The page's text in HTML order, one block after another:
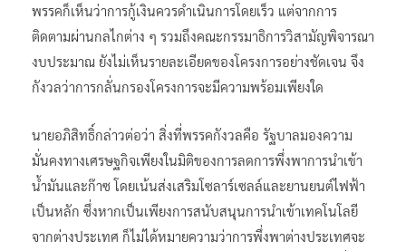
พรรคก็เห็นว่าการกู้เงินควรดำเนินการโดยเร็ว แต่จากการ
ติดตามผ่านกลไกต่าง ๆ รวมถึงคณะกรรมาธิการวิสามัญพิจารณา
งบประมาณ ยังไม่เห็นรายละเอียดของโครงการอย่างชัดเจน จึง
กังวลว่าการกลั่นกรองโครงการจะมีความพร้อมเพียงใด
นายอภิสิทธิ์กล่าวต่อว่า สิ่งที่พรรคกังวลคือ รัฐบาลมองความ
มั่นคงทางเศรษฐกิจเพียงในมิติของการลดการพึ่งพาการนำเข้า
น้ำมันและก๊าซ โดยเน้นส่งเสริมโซลาร์เซลล์และยานยนต์ไฟฟ้า
เป็นหลัก ซึ่งหากเป็นเพียงการสนับสนุนการนำเข้าเทคโนโลยี
จากต่างประเทศ ก็ไม่ได้หมายความว่าการพึ่งพาต่างประเทศจะ